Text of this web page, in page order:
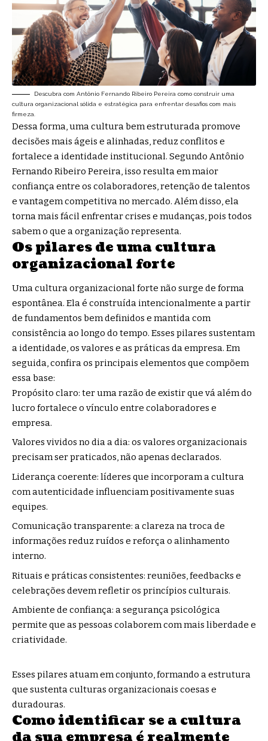
Descubra com Antônio Fernando Ribeiro Pereira como construir uma
cultura organizacional sólida e estratégica para enfrentar desafios com mais
firmeza.
Dessa forma, uma cultura bem estruturada promove
decisões mais ágeis e alinhadas, reduz conflitos e
fortalece a identidade institucional. Segundo Antônio
Fernando Ribeiro Pereira, isso resulta em maior
confiança entre os colaboradores, retenção de talentos
e vantagem competitiva no mercado. Além disso, ela
torna mais fácil enfrentar crises e mudanças, pois todos
sabem o que a organização representa.
Os pilares de uma cultura
organizacional forte
Uma cultura organizacional forte não surge de forma
espontânea. Ela é construída intencionalmente a partir
de fundamentos bem definidos e mantida com
consistência ao longo do tempo. Esses pilares sustentam
a identidade, os valores e as práticas da empresa. Em
seguida, confira os principais elementos que compõem
essa base:
Propósito claro: ter uma razão de existir que vá além do
lucro fortalece o vínculo entre colaboradores e
empresa.
Valores vividos no dia a dia: os valores organizacionais
precisam ser praticados, não apenas declarados.
Liderança coerente: líderes que incorporam a cultura
com autenticidade influenciam positivamente suas
equipes.
Comunicação transparente: a clareza na troca de
informações reduz ruídos e reforça o alinhamento
interno.
Rituais e práticas consistentes: reuniões, feedbacks e
celebrações devem refletir os princípios culturais.
Ambiente de confiança: a segurança psicológica
permite que as pessoas colaborem com mais liberdade e
criatividade.
Esses pilares atuam em conjunto, formando a estrutura
que sustenta culturas organizacionais coesas e
duradouras.
Como identificar se a cultura
da sua empresa é realmente